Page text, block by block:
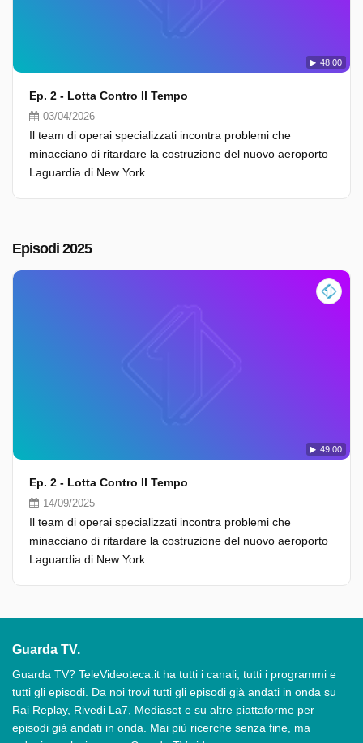
48:00
Ep. 2 - Lotta Contro Il Tempo
03/04/2026
Il team di operai specializzati incontra problemi che
minacciano di ritardare la costruzione del nuovo aeroporto
Laguardia di New York.
Episodi 2025
49:00
Ep. 2 - Lotta Contro Il Tempo
14/09/2025
Il team di operai specializzati incontra problemi che
minacciano di ritardare la costruzione del nuovo aeroporto
Laguardia di New York.
Guarda TV.
Guarda TV? TeleVideoteca.it ha tutti i canali, tutti i programmi e
tutti gli episodi. Da noi trovi tutti gli episodi già andati in onda su
Rai Replay, Rivedi La7, Mediaset e su altre piattaforme per
episodi già andati in onda. Mai più ricerche senza fine, ma